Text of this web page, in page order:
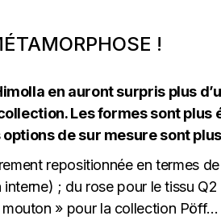
!
en auront surpris plus
Les formes sont
de sur mesure sont
repositionnée en termes
; du rose pour le tissu
» pour la collection